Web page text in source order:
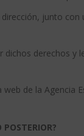
junto
dichos derechos y
de la Agencia